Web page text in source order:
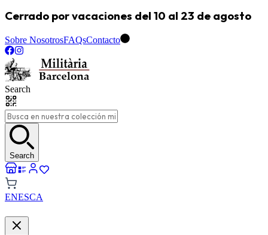
Cerrado por vacaciones del 10 al 23 de agosto
Sobre NosotrosFAQsContacto
Search
Search
ENESCA